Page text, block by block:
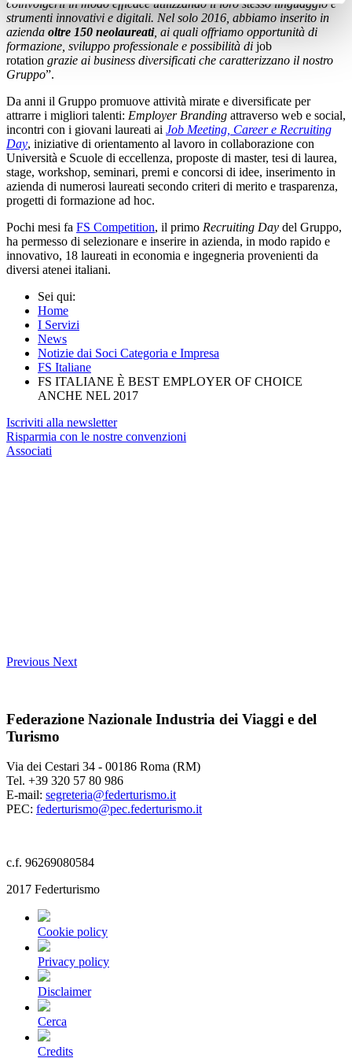
coinvolgerli in modo efficace utilizzando il loro stesso linguaggio e
strumenti innovativi e digitali. Nel solo 2016, abbiamo inserito in
azienda oltre 150 neolaureati, ai quali offriamo opportunità di
formazione, sviluppo professionale e possibilità di job
rotation grazie ai business diversificati che caratterizzano il nostro
Gruppo”.
Da anni il Gruppo promuove attività mirate e diversificate per
attrarre i migliori talenti: Employer Branding attraverso web e social,
incontri con i giovani laureati ai Job Meeting, Career e Recruiting
Day, iniziative di orientamento al lavoro in collaborazione con
Università e Scuole di eccellenza, proposte di master, tesi di laurea,
stage, workshop, seminari, premi e concorsi di idee, inserimento in
azienda di numerosi laureati secondo criteri di merito e trasparenza,
progetti di formazione ad hoc.
Pochi mesi fa FS Competition, il primo Recruiting Day del Gruppo,
ha permesso di selezionare e inserire in azienda, in modo rapido e
innovativo, 18 laureati in economia e ingegneria provenienti da
diversi atenei italiani.
Sei qui:
Home
I Servizi
News
Notizie dai Soci Categoria e Impresa
FS Italiane
FS ITALIANE È BEST EMPLOYER OF CHOICE
ANCHE NEL 2017
Iscriviti alla newsletter
Risparmia con le nostre convenzioni
Associati
Previous Next
Federazione Nazionale Industria dei Viaggi e del
Turismo
Via dei Cestari 34 - 00186 Roma (RM)
Tel. +39 320 57 80 986
E-mail: segreteria@federturismo.it
PEC: federturismo@pec.federturismo.it
c.f. 96269080584
2017 Federturismo
Cookie policy
Privacy policy
Disclaimer
Cerca
Credits